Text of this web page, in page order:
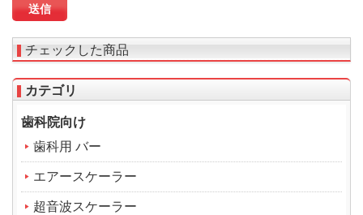
チェックした商品
カテゴリ
歯科院向け
歯科用 バー
エアースケーラー
超音波スケーラー